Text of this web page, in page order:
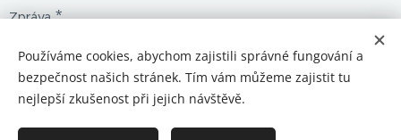
Zpráva
Odeslat
Používáme cookies, abychom zajistili správné fungování a
bezpečnost našich stránek. Tím vám můžeme zajistit tu
nejlepší zkušenost při jejich návštěvě.